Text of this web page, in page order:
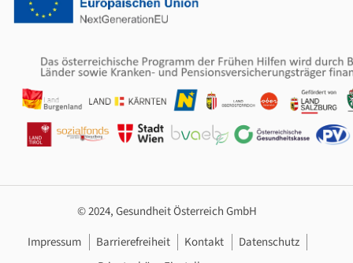
© 2024, Gesundheit Österreich GmbH
Footer Navigation
Impressum Barrierefreiheit Kontakt
Datenschutz